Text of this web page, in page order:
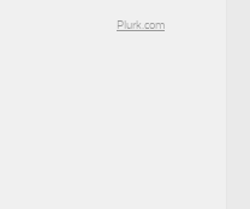
Plurk.com